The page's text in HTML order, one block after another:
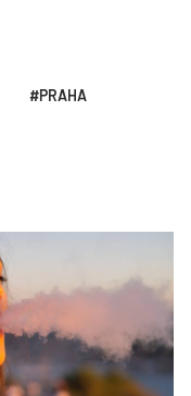
PRAHA